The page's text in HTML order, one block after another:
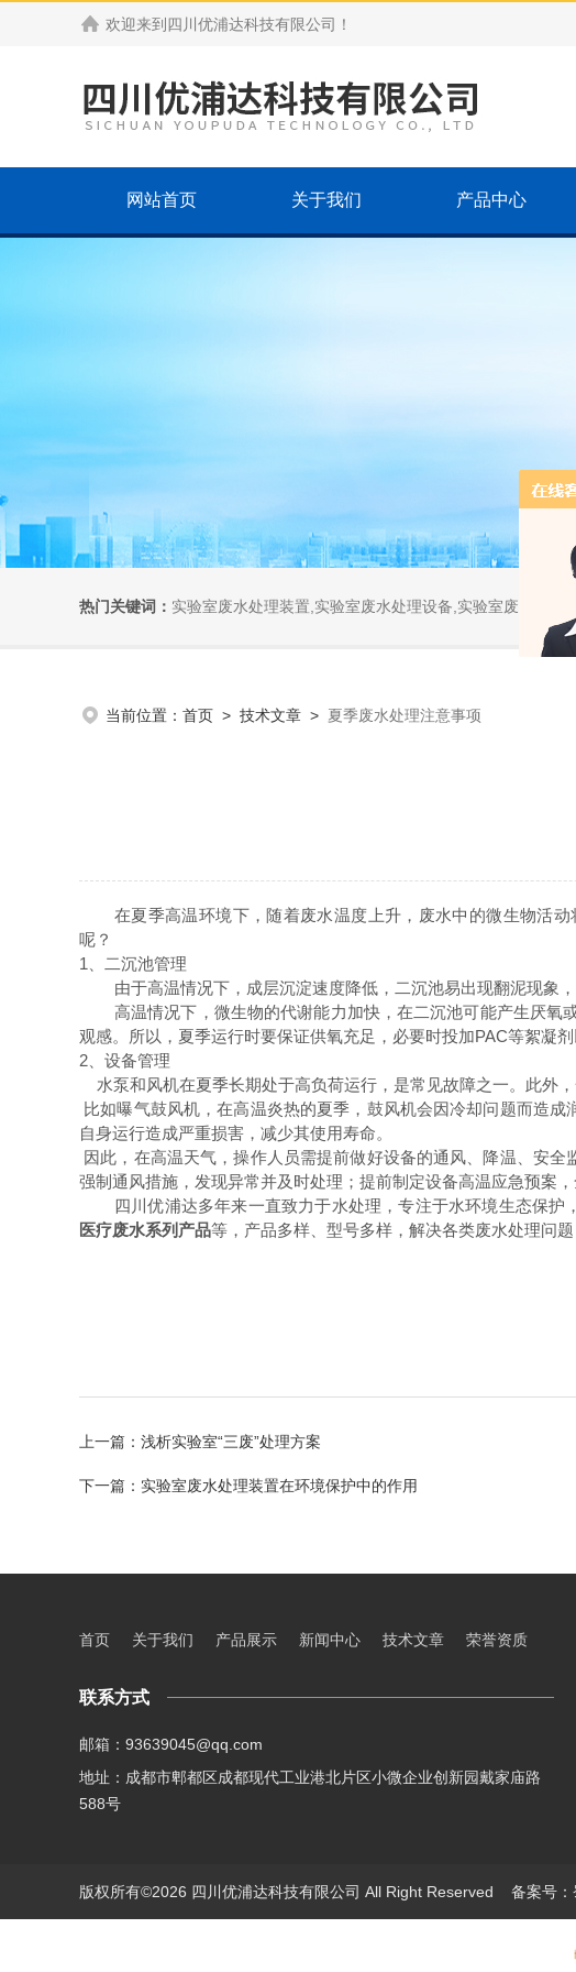
欢迎来到 四川优浦达科技有限公司 ！
网站首页 关于我们 产品中心
热门关键词： 实验室废水处理装置,实验室废水处理设备,实验室废水处理机
当前位置： 首页 > 技术文章 > 夏季废水处理注意事项
在夏季高温环境下，随着废水温度上升，废水中的微生物活
呢？
1、二沉池管理
由于高温情况下，成层沉淀速度降低，二沉池易出现翻泥现象
高温情况下，微生物的代谢能力加快，在二沉池可能产生厌氧
观感。所以，夏季运行时要保证供氧充足，必要时投加PAC等絮凝
2、设备管理
水泵和风机在夏季长期处于高负荷运行，是常见故障之一。此外
比如曝气鼓风机，在高温炎热的夏季，鼓风机会因冷却问题而造
自身运行造成严重损害，减少其使用寿命。
因此，在高温天气，操作人员需提前做好设备的通风、降温、安
强制通风措施，发现异常并及时处理；提前制定设备高温应急预案
四川优浦达多年来一直致力于水处理，专注于水环境生态保护
医疗废水系列产品等，产品多样、型号多样，解决各类废水处理问
上一篇： 浅析实验室“三废”处理方案
下一篇： 实验室废水处理装置在环境保护中的作用
首页 关于我们 产品展示 新闻中心 技术文章 荣誉资质
联系方式
邮箱：93639045@qq.com
地址：成都市郫都区成都现代工业港北片区小微企业创新园戴家庙路
588号
版权所有©2026 四川优浦达科技有限公司 All Right Reserved 备案号